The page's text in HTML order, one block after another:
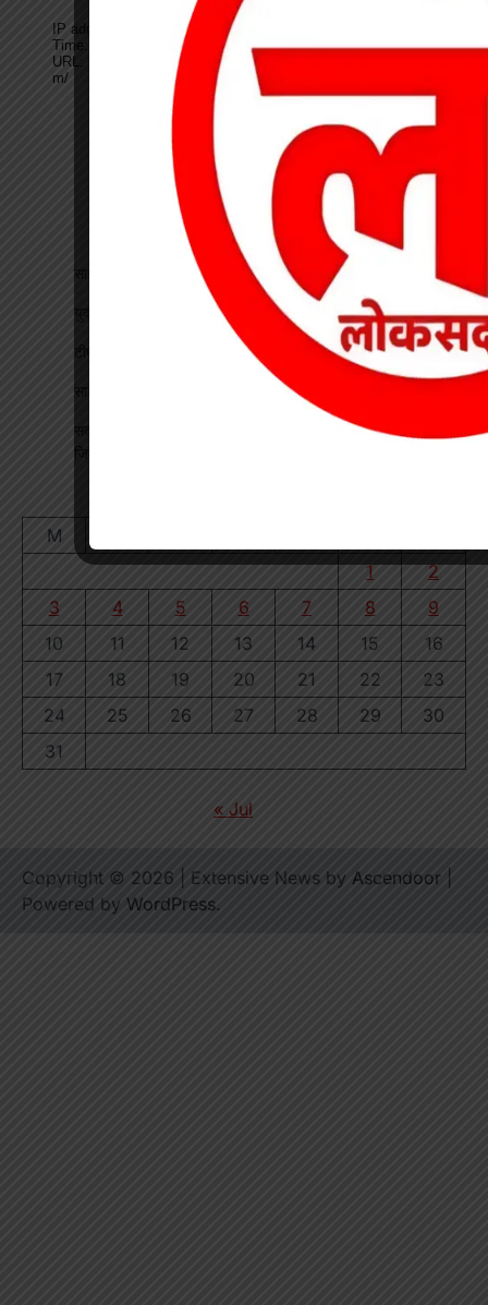
साइबर सेल की बड़ी सफलता, 1250 मोबाइल पहुंचे असली मालिकों तक
युवती से मारपीट कर मोबाइल लूटने वाला आरोपी गिरफ्तार
टीपी नगर में ऑटो चालकों की बैठक, यातायात नियमों के पालन पर जोर
सागौन तस्करी पर वन विभाग की कार्रवाई, तीन गोलों से लदी वेन जब्त
सदस्यता सत्यापन को लेकर एचएमएस की बैठक, पदाधिकारियों को सौंपी
M
1
2
3
4 5 6 7 8
9
10
11 12 13 14 15
16
17
18 19 20 21 22
23
24
25 26 27 28 29
30
31
« Jul
Copyright © 2026 | Extensive News by Ascendoor
Powered by WordPress.